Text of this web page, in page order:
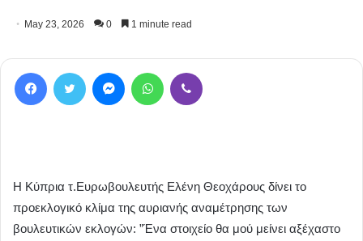
May 23, 2026 0 1 minute read
Η Κύπρια τ.Ευρωβουλευτής Ελένη Θεοχάρους δίνει το
προεκλογικό κλίμα της αυριανής αναμέτρησης των
βουλευτικών εκλογών: ”Ένα στοιχείο θα μού μείνει αξέχαστο